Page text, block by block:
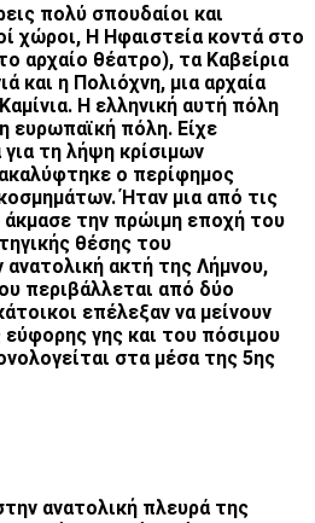
πολύ σπουδαίοι και
χώροι, Η Ηφαιστεία κοντά στο
αρχαίο θέατρο), τα Καβείρια
και η Πολιόχνη, μια αρχαία
Η ελληνική αυτή πόλη
ευρωπαϊκή πόλη. Είχε
τη λήψη κρίσιμων
ο περίφημος
Ήταν μια από τις
την πρώιμη εποχή του
θέσης του
ανατολική ακτή της Λήμνου,
περιβάλλεται από δύο
επέλεξαν να μείνουν
γης και του πόσιμου
στα μέσα της 5ης
ανατολική πλευρά της